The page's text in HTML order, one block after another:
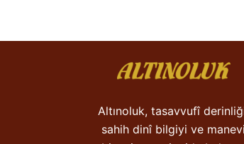
Altınoluk, tasavvufî
sahih dinî bilgiyi ve manevi